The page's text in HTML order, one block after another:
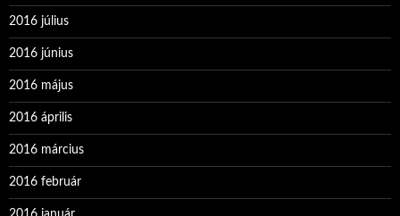
2016 július
2016 június
2016 május
2016 április
2016 március
2016 február